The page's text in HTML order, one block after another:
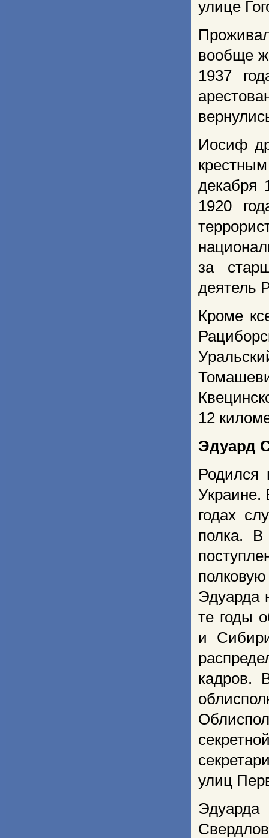
улице
вообще
1937
Иосиф
декабря
1920
за
деятель
Кроме
12
Эдуард
Родился
Украине.
годах
полка.
Эдуарда
те годы
и
кадров.
улиц